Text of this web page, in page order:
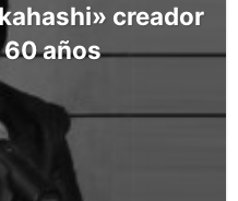
creador
años